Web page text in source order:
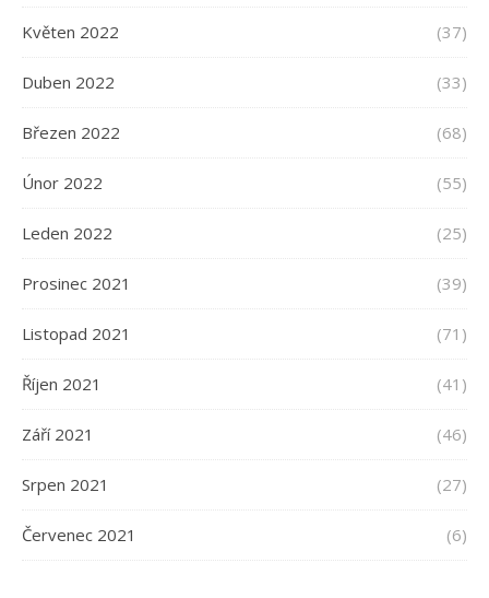
Květen 2022 (37)
Duben 2022 (33)
Březen 2022 (68)
Únor 2022 (55)
Leden 2022 (25)
Prosinec 2021 (39)
Listopad 2021 (71)
Říjen 2021 (41)
Září 2021 (46)
Srpen 2021 (27)
Červenec 2021 (6)